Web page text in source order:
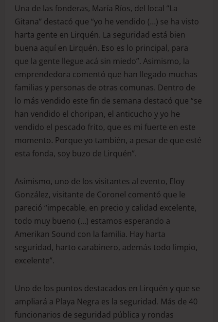
Una de las fonderas, María Ríos, del local “La
Gitana” destacó que “yo he vendido (…) se ha visto
harta gente en Lirquén. La seguridad está bien
buena aquí en Lirquén. Eso es lo principal, para
que la gente llegue acá sin miedo”. Asimismo, la
emprendedora comentó que han llegado muchas
familias y personas de otras comunas. Dentro de
lo más vendido este fin de semana destacó que “se
han vendido el choripan, el anticucho y yo he
vendido el pescado frito, que es mi fuerte en este
momento. Porque yo también, a pesar de que esté
esta fonda, soy buzo de Lirquén”.
Asimismo, uno de los visitantes al evento, Eloy
González, visitante de Coronel comentó que le
pareció “impecable, en precio y calidad excelente,
todo muy bueno (…) estamos esperando a
Amerikan Sound con la familia. Hay harta
seguridad, harto carabinero, además todo limpio,
excelente”.
Uno de los puntos destacados en Lirquén y que se
ampliará a Playa Negra es la seguridad. Más de 40
funcionarios de seguridad pública y rondas